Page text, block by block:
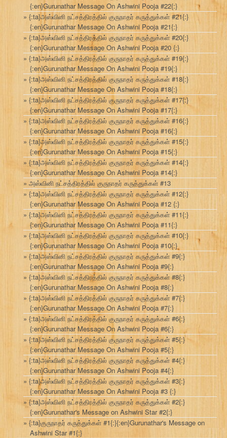
{:en}Gurunathar Message On Ashwini Pooja #22{:}
{:ta}அஸ்வினி நட்சத்திரத்தில் குருநாதர் கருத்துக்கள் #21{:}
{:en}Gurunathar Message On Ashwini Pooja #21{:}
{:ta}அஸ்வினி நட்சத்திரத்தில் குருநாதர் கருத்துக்கள் #20{:}
{:en}Gurunathar Message On Ashwini Pooja #20 {:}
{:ta}அஸ்வினி நட்சத்திரத்தில் குருநாதர் கருத்துக்கள் #19{:}
{:en}Gurunathar Message On Ashwini Pooja #19{:}
{:ta}அஸ்வினி நட்சத்திரத்தில் குருநாதர் கருத்துக்கள் #18{:}
{:en}Gurunathar Message On Ashwini Pooja #18{:}
{:ta}அஸ்வினி நட்சத்திரத்தில் குருநாதர் கருத்துக்கள் #17{:}
{:en}Gurunathar Message On Ashwini Pooja #17{:}
{:ta}அஸ்வினி நட்சத்திரத்தில் குருநாதர் கருத்துக்கள் #16{:}
{:en}Gurunathar Message On Ashwini Pooja #16{:}
{:ta}அஸ்வினி நட்சத்திரத்தில் குருநாதர் கருத்துக்கள் #15{:}
{:en}Gurunathar Message On Ashwini Pooja #15{:}
{:ta}அஸ்வினி நட்சத்திரத்தில் குருநாதர் கருத்துக்கள் #14{:}
{:en}Gurunathar Message On Ashwini Pooja #14{:}
அஸ்வினி நட்சத்திரத்தில் குருநாதர் கருத்துக்கள் #13
{:ta}அஸ்வினி நட்சத்திரத்தில் குருநாதர் கருத்துக்கள் #12{:}
{:en}Gurunathar Message On Ashwini Pooja #12 {:}
{:ta}அஸ்வினி நட்சத்திரத்தில் குருநாதர் கருத்துக்கள் #11{:}
{:en}Gurunathar Message On Ashwini Pooja #11{:}
{:ta}அஸ்வினி நட்சத்திரத்தில் குருநாதர் கருத்துக்கள் #10{:}
{:en}Gurunathar Message On Ashwini Pooja #10{:}
{:ta}அஸ்வினி நட்சத்திரத்தில் குருநாதர் கருத்துக்கள் #9{:}
{:en}Gurunathar Message On Ashwini Pooja #9{:}
{:ta}அஸ்வினி நட்சத்திரத்தில் குருநாதர் கருத்துக்கள் #8{:}
{:en}Gurunathar Message On Ashwini Pooja #8{:}
{:ta}அஸ்வினி நட்சத்திரத்தில் குருநாதர் கருத்துக்கள் #7{:}
{:en}Gurunathar Message On Ashwini Pooja #7{:}
{:ta}அஸ்வினி நட்சத்திரத்தில் குருநாதர் கருத்துக்கள் #6{:}
{:en}Gurunathar Message On Ashwini Pooja #6{:}
{:ta}அஸ்வினி நட்சத்திரத்தில் குருநாதர் கருத்துக்கள் #5{:}
{:en}Gurunathar Message On Ashwini Pooja #5{:}
{:ta}அஸ்வினி நட்சத்திரத்தில் குருநாதர் கருத்துக்கள் #4{:}
{:en}Gurunathar Message On Ashwini Pooja #4{:}
{:ta}அஸ்வினி நட்சத்திரத்தில் குருநாதர் கருத்துக்கள் #3{:}
{:en}Gurunathar Message On Ashwini Pooja #3 {:}
{:ta}அஸ்வினி நட்சத்திரத்தில் குருநாதர் கருத்துக்கள் #2{:}
{:en}Gurunathar's Message on Ashwini Star #2{:}
{:ta}குருநாதர் கருத்துக்கள் #1{:}{:en}Gurunathar's Message on
Ashwini Star #1{:}